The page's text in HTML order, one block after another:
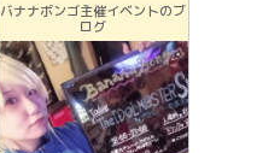
バナナボンゴ主催イベントのブ
ログ